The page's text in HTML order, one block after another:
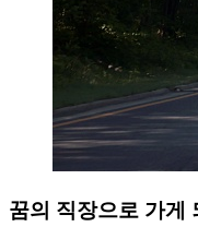
꿈의 직장으로 가게